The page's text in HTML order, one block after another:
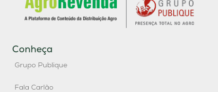
Conheça
Grupo Publique
Fala Carlão